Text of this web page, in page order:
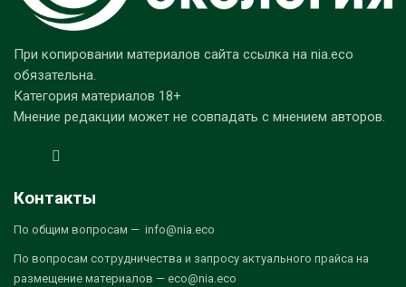
При копировании материалов сайта ссылка на nia.eco
обязательна.
Категория материалов 18+
Мнение редакции может не совпадать с мнением авторов.
Контакты
По общим вопросам — info@nia.eco
По вопросам сотрудничества и запросу актуального прайса на
размещение материалов — eco@nia.eco